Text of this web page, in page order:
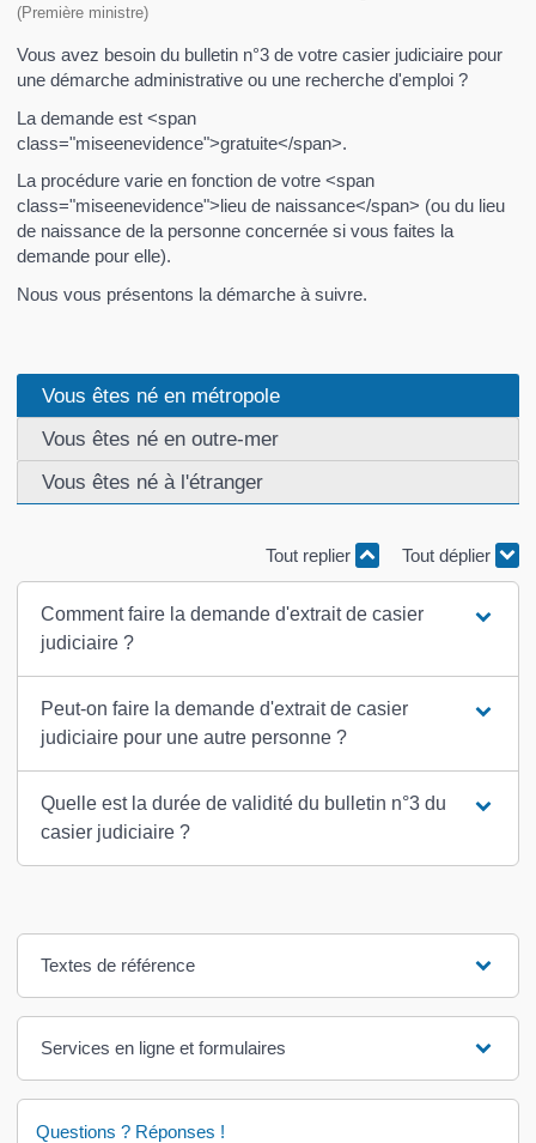
(Première ministre)
Vous avez besoin du bulletin n°3 de votre casier judiciaire pour
une démarche administrative ou une recherche d'emploi ?
La demande est <span
class="miseenevidence">gratuite</span>.
La procédure varie en fonction de votre <span
class="miseenevidence">lieu de naissance</span> (ou du lieu
de naissance de la personne concernée si vous faites la
demande pour elle).
Nous vous présentons la démarche à suivre.
Vous êtes né en métropole
Vous êtes né en outre-mer
Vous êtes né à l'étranger
Tout replier Tout déplier
Comment faire la demande d'extrait de casier
judiciaire ?
Peut-on faire la demande d'extrait de casier
judiciaire pour une autre personne ?
Quelle est la durée de validité du bulletin n°3 du
casier judiciaire ?
Textes de référence
Services en ligne et formulaires
Questions ? Réponses !